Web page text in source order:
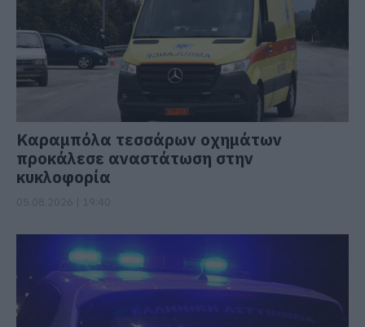
Καραμπόλα τεσσάρων οχημάτων
προκάλεσε αναστάτωση στην
κυκλοφορία